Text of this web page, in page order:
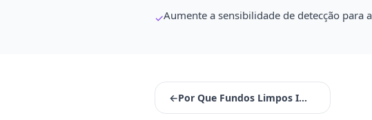
✓Aumente a sensibilidade de detecção para
← Por Que Fundos Limpos Importam